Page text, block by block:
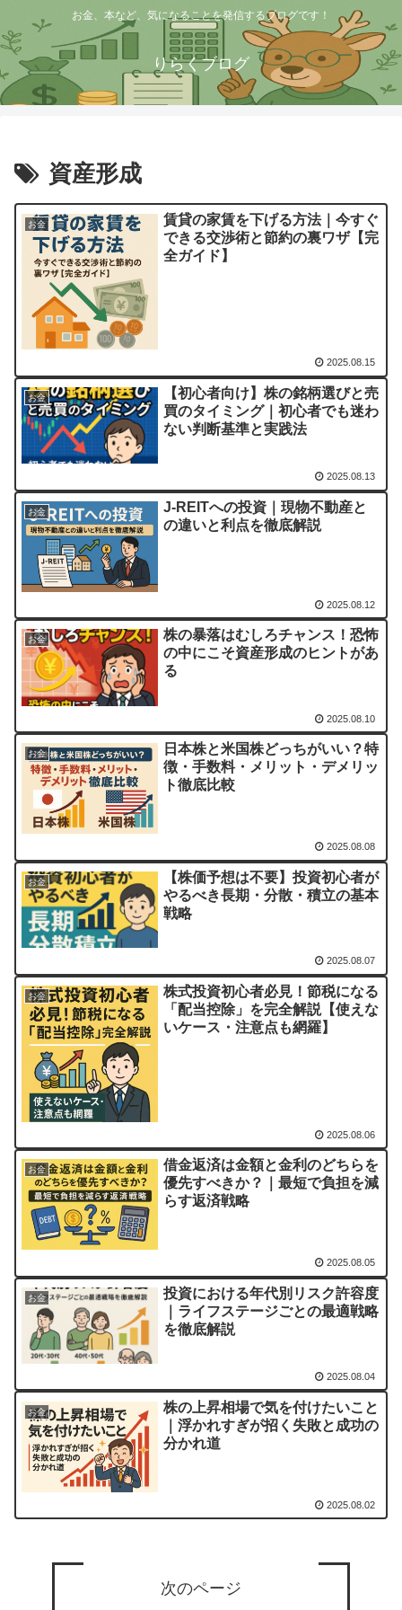
お金、本など、気になることを発信するブログです！
りらくブログ
資産形成
お金
賃貸の家賃を下げる方法｜今すぐ
できる交渉術と節約の裏ワザ【完
全ガイド】
2025.08.15
お金
【初心者向け】株の銘柄選びと売
買のタイミング｜初心者でも迷わ
ない判断基準と実践法
2025.08.13
お金
J-REITへの投資｜現物不動産と
の違いと利点を徹底解説
2025.08.12
お金
株の暴落はむしろチャンス！恐怖
の中にこそ資産形成のヒントがあ
る
2025.08.10
お金
日本株と米国株どっちがいい？特
徴・手数料・メリット・デメリッ
ト徹底比較
2025.08.08
お金
【株価予想は不要】投資初心者が
やるべき長期・分散・積立の基本
戦略
2025.08.07
お金
株式投資初心者必見！節税になる
「配当控除」を完全解説【使えな
いケース・注意点も網羅】
2025.08.06
お金
借金返済は金額と金利のどちらを
優先すべきか？｜最短で負担を減
らす返済戦略
2025.08.05
お金
投資における年代別リスク許容度
｜ライフステージごとの最適戦略
を徹底解説
2025.08.04
お金
株の上昇相場で気を付けたいこと
｜浮かれすぎが招く失敗と成功の
分かれ道
2025.08.02
次のページ